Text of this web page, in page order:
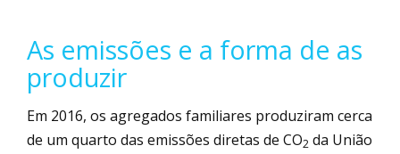
As emissões e a forma de as
produzir
Em 2016, os agregados familiares produziram cerca
de um quarto das emissões diretas de CO2 da União